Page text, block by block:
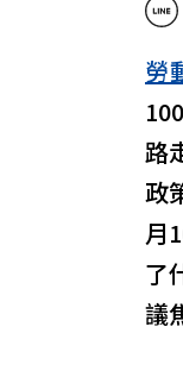
勞
路
政
月
了
議